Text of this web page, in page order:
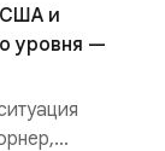
США и
уровня —